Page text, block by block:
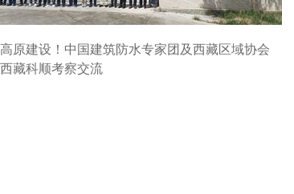
原建设！中国建筑防水专家团及西藏区域协会
藏科顺考察交流